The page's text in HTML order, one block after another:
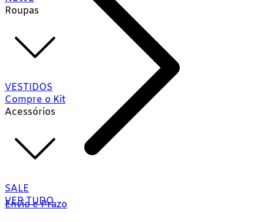
Roupas
VESTIDOS
Compre o Kit
Acessórios
SALE
VER TUDO
Envio e Prazo